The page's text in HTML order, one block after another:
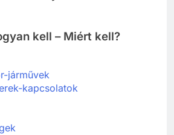
kell – Miért kell?
járművek
kapcsolatok